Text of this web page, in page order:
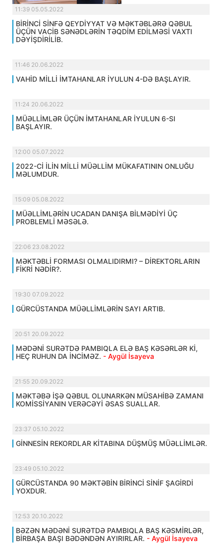
11:39 05.05.2022
BİRİNCİ SİNFƏ QEYDİYYAT VƏ MƏKTƏBLƏRƏ QƏBUL
ÜÇÜN VACİB SƏNƏDLƏRİN TƏQDİM EDİLMƏSİ VAXTI
DƏYİŞDİRİLİB.
11:46 20.06.2022
VAHİD MİLLİ İMTAHANLAR İYULUN 4-DƏ BAŞLAYIR.
11:24 20.06.2022
MÜƏLLİMLƏR ÜÇÜN İMTAHANLAR İYULUN 6-SI
BAŞLAYIR.
12:00 05.07.2022
2022-Cİ İLİN MİLLİ MÜƏLLİM MÜKAFATININ ONLUĞU
MƏLUMDUR.
15:09 05.08.2022
MÜƏLLİMLƏRİN UCADAN DANIŞA BİLMƏDİYİ ÜÇ
PROBLEMLİ MƏSƏLƏ.
22:06 23.08.2022
MƏKTƏBLİ FORMASI OLMALIDIRMI? – DİREKTORLARIN
FİKRİ NƏDİR?.
19:30 07.09.2022
GÜRCÜSTANDA MÜƏLLİMLƏRİN SAYI ARTIB.
20:51 20.09.2022
MƏDƏNİ SURƏTDƏ PAMBIQLA ELƏ BAŞ KƏSƏRLƏR Kİ,
HEÇ RUHUN DA İNCİMƏZ. - Aygül İsayeva
21:55 20.09.2022
MƏKTƏBƏ İŞƏ QƏBUL OLUNARKƏN MÜSAHİBƏ ZAMANI
KOMİSSİYANIN VERƏCƏYİ ƏSAS SUALLAR.
23:37 05.10.2022
GİNNESİN REKORDLAR KİTABINA DÜŞMÜŞ MÜƏLLİMLƏR.
23:49 05.10.2022
GÜRCÜSTANDA 90 MƏKTƏBİN BİRİNCİ SİNİF ŞAGİRDİ
YOXDUR.
12:53 20.10.2022
BƏZƏN MƏDƏNİ SURƏTDƏ PAMBIQLA BAŞ KƏSMİRLƏR,
BİRBAŞA BAŞI BƏDƏNDƏN AYIRIRLAR. - Aygül İsayeva